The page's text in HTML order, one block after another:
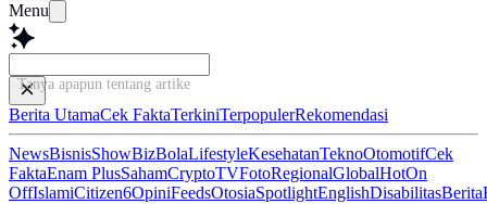
Menu
Tanya apapun tentang artikel ini...
Berita UtamaCek FaktaTerkiniTerpopulerRekomendasi
NewsBisnisShowBizBolaLifestyleKesehatanTeknoOtomotifCek
FaktaEnam PlusSahamCryptoTVFotoRegionalGlobalHotOn
OffIslamiCitizen6OpiniFeedsOtosiaSpotlightEnglishDisabilitasBerita